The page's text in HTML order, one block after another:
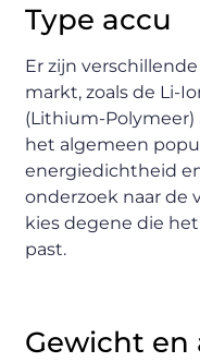
Type accu
Er zijn
markt, zoals de Li-
(Lithium-Polymeer)
het algemeen
energiedichtheid
onderzoek naar de
kies degene die
past.
Gewicht